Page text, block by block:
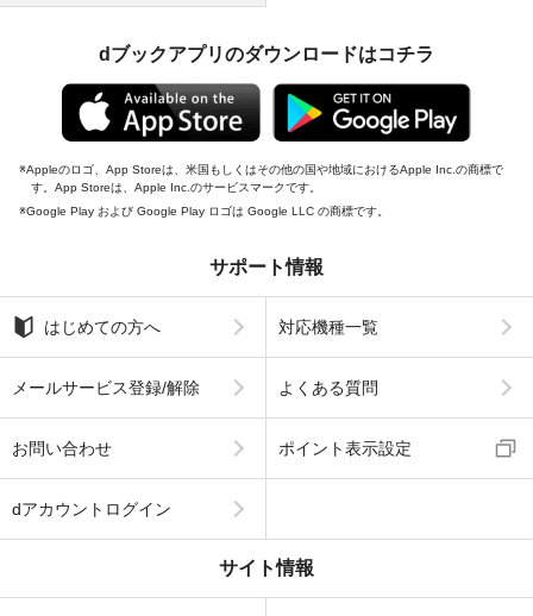
dブックアプリのダウンロードはコチラ
Appleのロゴ、App Storeは、米国もしくはその他の国や地域におけるApple Inc.の商標で
す。App Storeは、Apple Inc.のサービスマークです。
Google Play および Google Play ロゴは Google LLC の商標です。
サポート情報
はじめての方へ 対応機種一覧
メールサービス登録/解除 よくある質問
お問い合わせ ポイント表示設定
dアカウントログイン
サイト情報